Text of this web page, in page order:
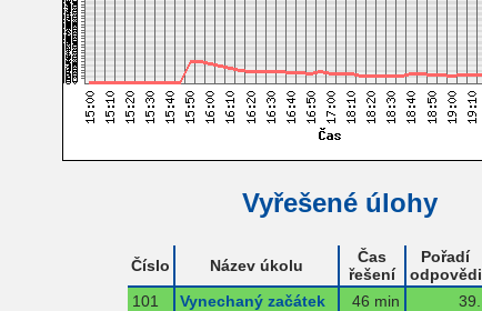
Vyřešené úlohy
Číslo Název úkolu
Čas
řešení
Pořadí
odpovědi
101
Vynechaný začátek 46 min 39.